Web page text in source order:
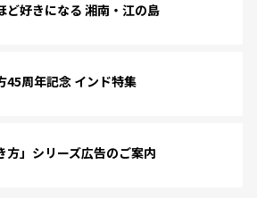
ど好きになる 湘南・江の島
45周年記念 インド特集
方」シリーズ広告のご案内